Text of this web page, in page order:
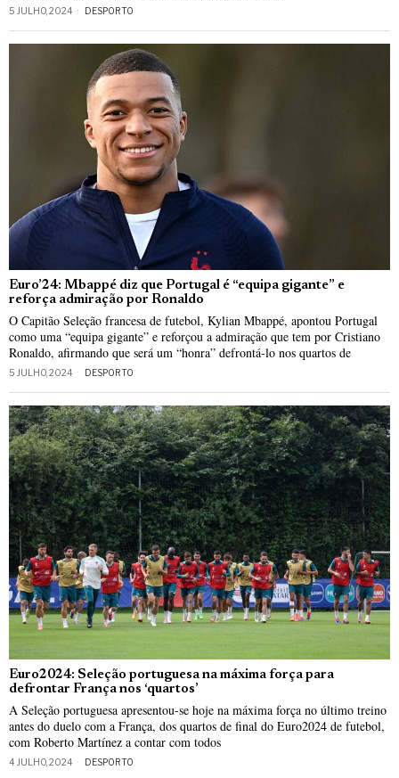
5 JULHO, 2024 DESPORTO
Euro’24: Mbappé diz que Portugal é “equipa gigante” e
reforça admiração por Ronaldo
O Capitão Seleção francesa de futebol, Kylian Mbappé, apontou Portugal
como uma “equipa gigante” e reforçou a admiração que tem por Cristiano
Ronaldo, afirmando que será um “honra” defrontá-lo nos quartos de
5 JULHO, 2024 DESPORTO
Euro2024: Seleção portuguesa na máxima força para
defrontar França nos ‘quartos’
A Seleção portuguesa apresentou-se hoje na máxima força no último treino
antes do duelo com a França, dos quartos de final do Euro2024 de futebol,
com Roberto Martínez a contar com todos
4 JULHO, 2024 DESPORTO